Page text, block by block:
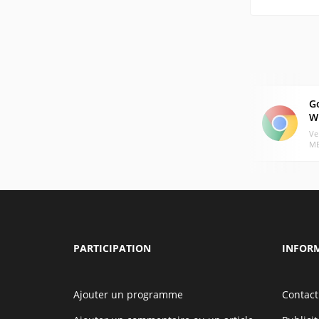
PARTICIPATION
Ajouter un programme
Contact